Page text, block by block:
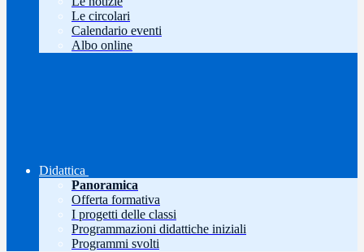
Le circolari
Calendario eventi
Albo online
Didattica
Panoramica
Offerta formativa
I progetti delle classi
Programmazioni didattiche iniziali
Programmi svolti